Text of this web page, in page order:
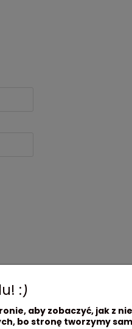
:)
aby zobaczyć, jak z
bo stronę tworzymy